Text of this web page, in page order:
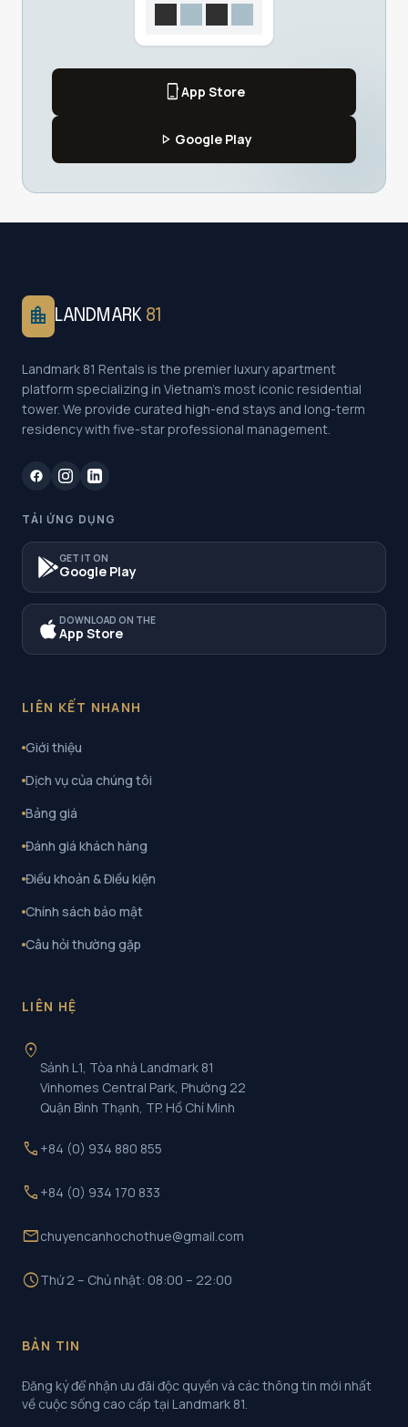
phone_iphoneApp Store
play_arrow Google Play
location_city LANDMARK 81
Landmark 81 Rentals is the premier luxury apartment
platform specializing in Vietnam's most iconic residential
tower. We provide curated high-end stays and long-term
residency with five-star professional management.
TẢI ỨNG DỤNG
GET IT ON
Google Play
DOWNLOAD ON THE
App Store
LIÊN KẾT NHANH
Giới thiệu
Dịch vụ của chúng tôi
Bảng giá
Đánh giá khách hàng
Điều khoản & Điều kiện
Chính sách bảo mật
Câu hỏi thường gặp
LIÊN HỆ
location_on
Sảnh L1, Tòa nhà Landmark 81
Vinhomes Central Park, Phường 22
Quận Bình Thạnh, TP. Hồ Chí Minh
call +84 (0) 934 880 855
call +84 (0) 934 170 833
mailchuyencanhochothue@gmail.com
scheduleThứ 2 – Chủ nhật: 08:00 – 22:00
BẢN TIN
Đăng ký để nhận ưu đãi độc quyền và các thông tin mới nhất
về cuộc sống cao cấp tại Landmark 81.